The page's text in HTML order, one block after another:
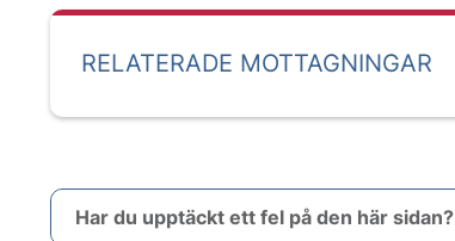
RELATERADE MOTTAGNINGAR
Har du upptäckt ett fel på den här sidan?